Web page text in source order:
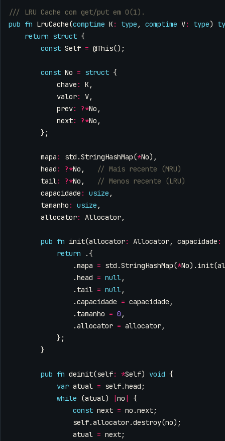
pub fn LruCache(comptime K: type , comptime V: type)
return struct {
const Self = @This();
const No = struct {
chave : K,
valor: V,
prev: ?*No ,
next: ?*No ,
};
mapa : std .StringHashMap(*No),
head : ?*No ,
tail: ?*No ,
capacidade : usize ,
tamanho : usize ,
allocator: Allocator,
pub fn init(allocator: Allocator, capacidade :
return
.{
.mapa = std .StringHashMap(*No). init(
.head = null,
. tail = null,
.capacidade = capacidade ,
. tamanho = 0 ,
.allocator = allocator,
};
}
pub fn deinit(self: *Self) void {
var atual = self.head ;
while
(atual) |no |
{
const next = no .next;
self.allocator.destroy(no);
atual = next;